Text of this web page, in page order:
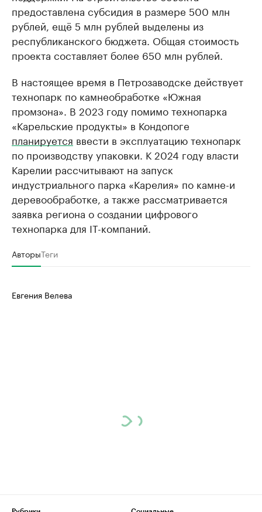
предоставлена субсидия в размере 500 млн
рублей, ещё 5 млн рублей выделены из
республиканского бюджета. Общая стоимость
проекта составляет более 650 млн рублей.
В настоящее время в Петрозаводске действует
технопарк по камнеобработке «Южная
промзона». В 2023 году помимо технопарка
«Карельские продукты» в Кондопоге
планируется ввести в эксплуатацию технопарк
по производству упаковки. К 2024 году власти
Карелии рассчитывают на запуск
индустриального парка «Карелия» по камне-и
деревообработке, а также рассматривается
заявка региона о создании цифрового
технопарка для IT-компаний.
АвторыТеги
Евгения Велева